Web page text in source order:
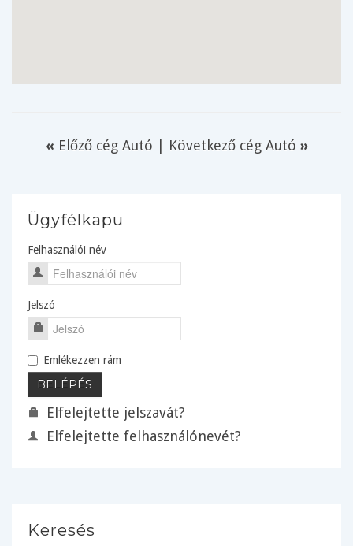
« Előző cég Autó Következő cég Autó »
Ügyfélkapu
Felhasználói név
Jelszó
Emlékezzen rám
Elfelejtette jelszavát?
Elfelejtette felhasználónevét?
Keresés